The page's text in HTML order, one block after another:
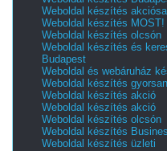
Weboldal készítés
Weboldal készítés MOST!
Weboldal készítés olcsón
Weboldal készítés és
Budapest
Weboldal és webáruház
Weboldal készítés gyorsan
Weboldal készítés akció
Weboldal készítés akció
Weboldal készítés olcsón
Weboldal készítés
Weboldal készítés üzleti